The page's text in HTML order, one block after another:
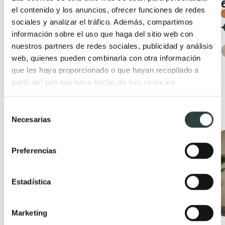
el contenido y los anuncios, ofrecer funciones de redes
sociales y analizar el tráfico. Además, compartimos
información sobre el uso que haga del sitio web con
nuestros partners de redes sociales, publicidad y análisis
web, quienes pueden combinarla con otra información
que les haya proporcionado o que hayan recopilado a
partir del uso que haya hecho de sus servicios.
Necesarias
Preferencias
Estadística
Marketing
656,67€ 810,70€
+ 4